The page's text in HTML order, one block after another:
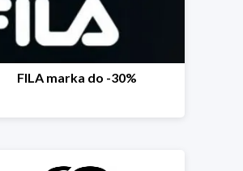
FILA marka do -30%